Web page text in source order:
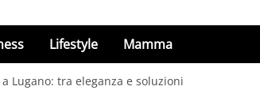
Lifestyle Mamma
Lugano: tra eleganza e soluzioni